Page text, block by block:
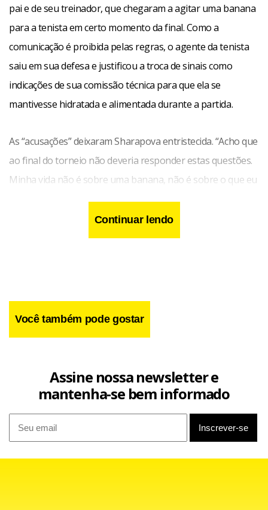
pai e de seu treinador, que chegaram a agitar uma banana
para a tenista em certo momento da final. Como a
comunicação é proibida pelas regras, o agente da tenista
saiu em sua defesa e justificou a troca de sinais como
indicações de sua comissão técnica para que ela se
mantivesse hidratada e alimentada durante a partida.
As “acusações” deixaram Sharapova entristecida. “Acho que
ao final do torneio não deveria responder estas questões.
Minha vida não é sobre uma banana, não é sobre o que eu
visto ou sobre meus amigos. Minha carreira agora é
vencer jogos. Sou a campeã do Aberto dos EUA e a última
coisa que as pessoas querem saber é sobre uma banana”,
Continuar lendo
Você também pode gostar
Assine nossa newsletter e
mantenha-se bem informado